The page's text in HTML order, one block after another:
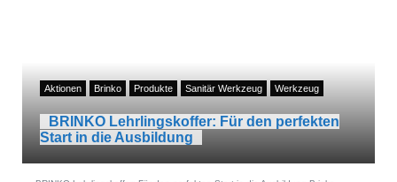
Aktionen Brinko Produkte Sanitär Werkzeug Werkzeug
BRINKO Lehrlingskoffer: Für den perfekten
Start in die Ausbildung